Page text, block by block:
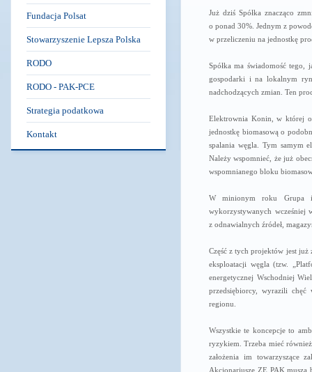
Fundacja Polsat
Stowarzyszenie Lepsza Polska
RODO
RODO - PAK-PCE
Strategia podatkowa
Kontakt
Już dziś Spółka znacząco
o ponad 30%. Jednym z
w przeliczeniu na jednostkę
Spółka ma świadomość
gospodarki i na lokalnym
nadchodzących zmian. Ten
Elektrownia Konin, w której
jednostkę biomasową o
spalania węgla. Tym samym
Należy wspomnieć, że już
wspomnianego bloku
W minionym roku Grupa
wykorzystywanych wcześniej
z odnawialnych źródeł,
Część z tych projektów jest już
eksploatacji węgla (tzw.
energetycznej Wschodniej
przedsiębiorcy, wyrazili chęć
regionu.
Wszystkie te koncepcje to
ryzykiem. Trzeba mieć
założenia im towarzyszące
Akcjonariusze ZE PAK muszą